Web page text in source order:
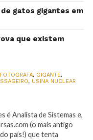
gatos gigantes em
que existem
FOTOGRAFA, GIGANTE,
, USINA NUCLEAR
é Analista de Sistemas e,
(o mais antigo
país!) que tenta